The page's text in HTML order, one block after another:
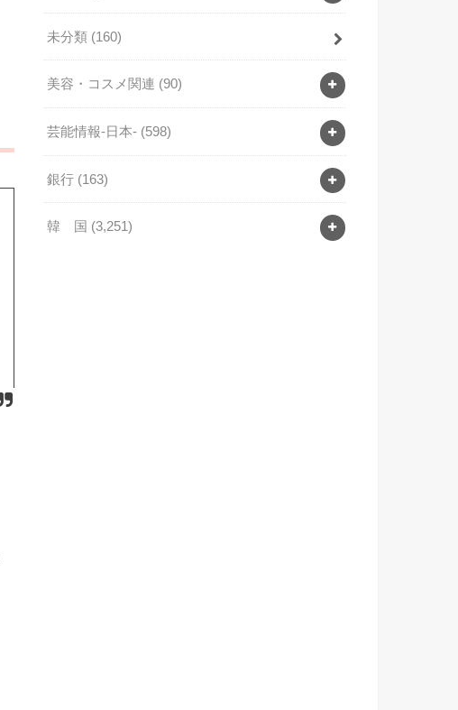
未分類 (160)
美容・コスメ関連 (90)
芸能情報-日本- (598)
銀行 (163)
韓 国 (3,251)